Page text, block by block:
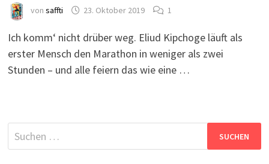
von saffti 23. Oktober 2019 1
Ich komm‘ nicht drüber weg. Eliud Kipchoge läuft als
erster Mensch den Marathon in weniger als zwei
Stunden – und alle feiern das wie eine …
Suchen
nach: